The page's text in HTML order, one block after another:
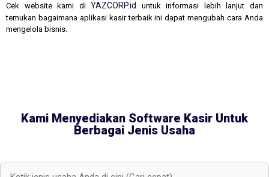
Cek website kami di YAZCORP.id
untuk informasi lebih lanjut dan
temukan bagaimana aplikasi kasir terbaik ini dapat mengubah cara Anda
mengelola bisnis.
Kami Menyediakan Software Kasir Untuk
Berbagai Jenis Usaha